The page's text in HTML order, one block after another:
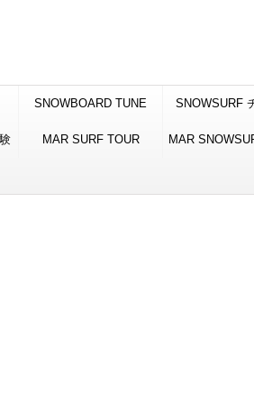
SNOWBOARD TUNE
STUNE 低温新雪マイクロ
SNOWSURF
MAR SURF TOUR MAR